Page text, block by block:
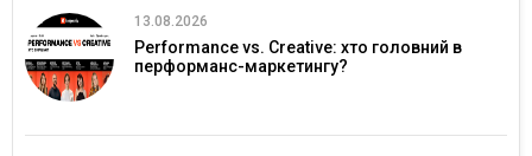
13.08.2026
Performance vs. Creative: хто головний в
перформанс-маркетингу?